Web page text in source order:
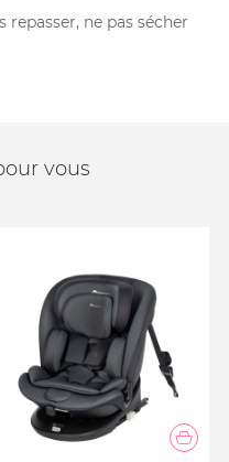
repasser, ne pas sécher
vous